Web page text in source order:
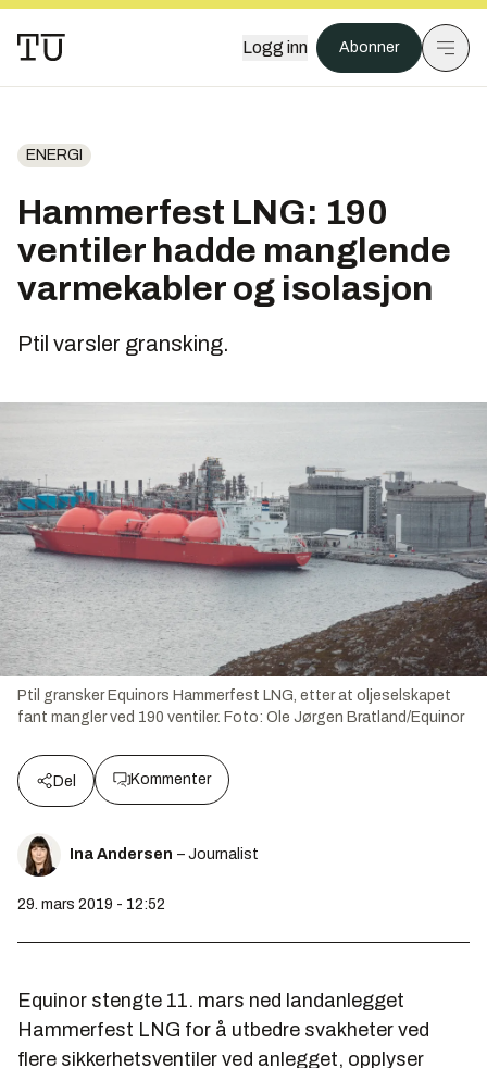
Logg inn Abonner
ENERGI
Hammerfest LNG: 190
ventiler hadde manglende
varmekabler og isolasjon
Ptil varsler gransking.
Ptil gransker Equinors Hammerfest LNG, etter at oljeselskapet
fant mangler ved 190 ventiler. Foto: Ole Jørgen Bratland/Equinor
Del Kommenter
Ina Andersen – Journalist
29. mars 2019 - 12:52
Equinor stengte 11. mars ned landanlegget
Hammerfest LNG for å utbedre svakheter ved
flere sikkerhetsventiler ved anlegget, opplyser